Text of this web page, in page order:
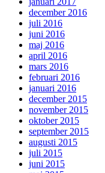
december 2016
juli 2016
juni 2016
maj 2016
april 2016
mars 2016
februari 2016
januari 2016
december 2015
november 2015
oktober 2015
september 2015
augusti 2015
juli 2015
juni 2015